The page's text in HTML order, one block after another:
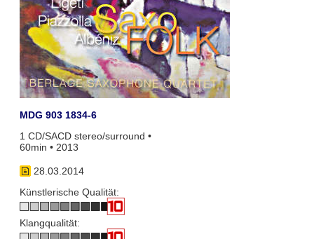
MDG 903 1834-6
1 CD/SACD stereo/surround •
60min • 2013
28.03.2014
Künstlerische Qualität:
Klangqualität: